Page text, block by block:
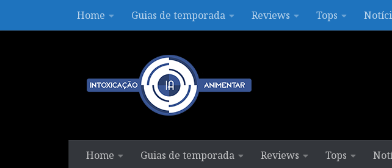
Skip to contentHome Guias de temporada Reviews Tops
Home Guias de temporada Reviews Tops